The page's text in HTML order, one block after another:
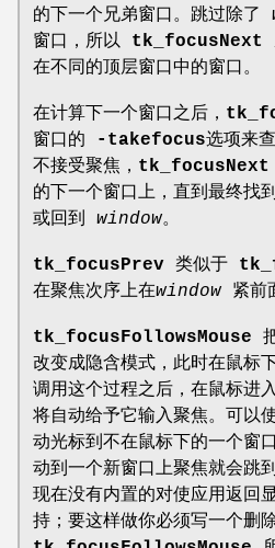
的下一个兄弟窗口。跳过除了
窗口，所以 tk_focusNext
在不同的顶层窗口中的窗口。
在计算下一个窗口之后，
窗口的
-takefocus选项来
不接受聚焦， tk_focusNext
的下一个窗口上，直到最终找
或回到 window。
tk_focusPrev 类似于
在聚焦次序上在window 紧前
tk_focusFollowsMouse
改变成隐含模式，此时在鼠标
调用这个过程之后，在鼠标进
将自动给予它输入聚焦。可以
动光标到不在鼠标下的一个窗
动到一个新窗口上聚焦就会跳
现在没有内置的对使应用返回
持；要这样做你必须写一个删